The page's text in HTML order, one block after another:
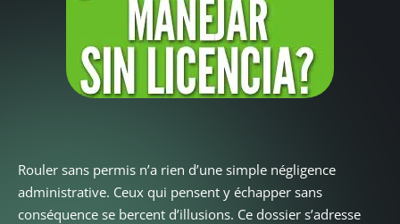
Rouler sans permis n’a rien d’une simple négligence
administrative. Ceux qui pensent y échapper sans
conséquence se bercent d’illusions. Ce dossier s’adresse